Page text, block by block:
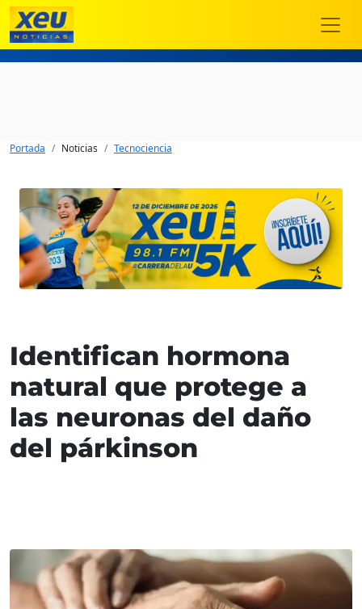
Portada Noticias Tecnociencia
Identifican hormona
natural que protege a
las neuronas del daño
del párkinson